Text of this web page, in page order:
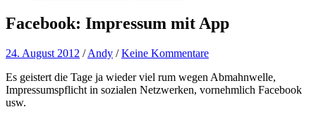
Facebook: Impressum mit App
24. August 2012 /Andy /Keine Kommentare
Es geistert die Tage ja wieder viel rum wegen Abmahnwelle,
Impressumspflicht in sozialen Netzwerken, vornehmlich Facebook
usw.